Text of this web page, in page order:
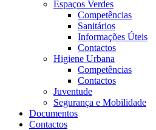
Espaços Verdes
Competências
Sanitários
Informações Úteis
Contactos
Higiene Urbana
Competências
Contactos
Juventude
Segurança e Mobilidade
Documentos
Contactos